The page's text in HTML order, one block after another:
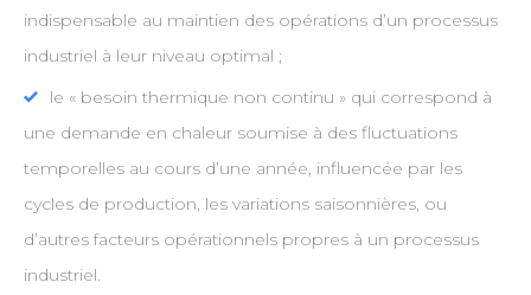
indispensable au maintien des opérations d’un processus
industriel à leur niveau optimal ;
le « besoin thermique non continu » qui correspond à
une demande en chaleur soumise à des fluctuations
temporelles au cours d’une année, influencée par les
cycles de production, les variations saisonnières, ou
d’autres facteurs opérationnels propres à un processus
industriel.